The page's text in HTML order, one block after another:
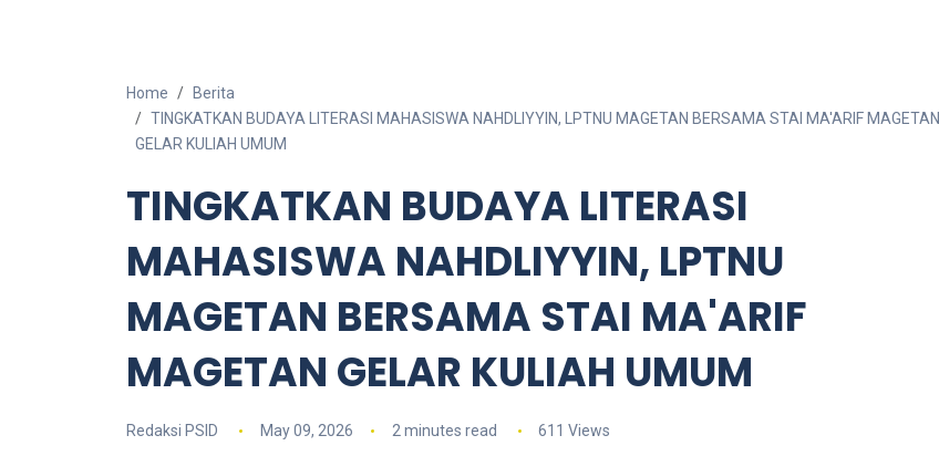
Home
Berita
TINGKATKAN BUDAYA LITERASI MAHASISWA NAHDLIYYIN, LPTNU MAGETAN BERSAMA STAI MA'ARIF MAGETAN
GELAR KULIAH UMUM
TINGKATKAN BUDAYA LITERASI
MAHASISWA NAHDLIYYIN, LPTNU
MAGETAN BERSAMA STAI MA'ARIF
MAGETAN GELAR KULIAH UMUM
Redaksi PSID May 09, 2026 2 minutes read 611 Views